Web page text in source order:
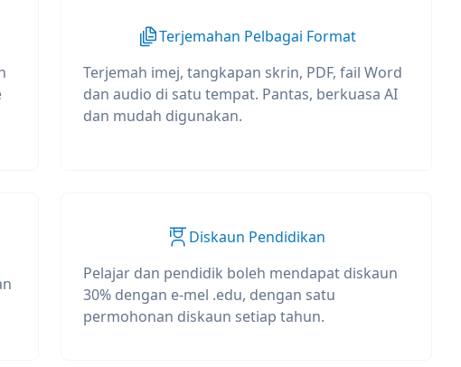
Terjemahan Pelbagai Format
Terjemah imej, tangkapan skrin, PDF, fail Word
dan audio di satu tempat. Pantas, berkuasa AI
dan mudah digunakan.
Diskaun Pendidikan
Pelajar dan pendidik boleh mendapat diskaun
30% dengan e-mel .edu, dengan satu
permohonan diskaun setiap tahun.